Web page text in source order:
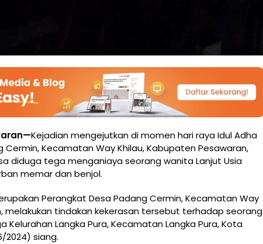
Kejadian mengejutkan di momen hari raya Idul Adha
Cermin, Kecamatan Way Khilau, Kabupaten Pesawaran,
diduga tega menganiaya seorang wanita Lanjut Usia
memar dan benjol.
Perangkat Desa Padang Cermin, Kecamatan Way
melakukan tindakan kekerasan tersebut terhadap seorang
Kelurahan Langka Pura, Kecamatan Langka Pura, Kota
2024) siang.